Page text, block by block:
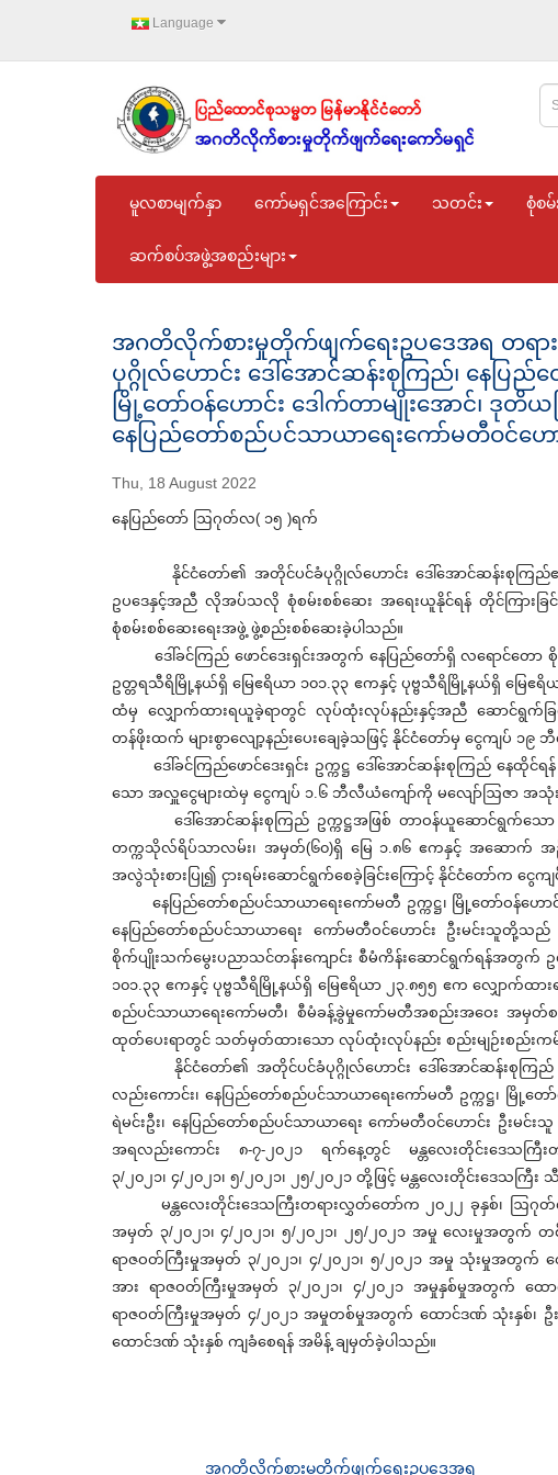
Language
မူလစာမျက်နှာ ကော်မရှင်အကြောင်း သတင်း စုံစ
ဆက်စပ်အဖွဲ့အစည်းများ
အဂတိလိုက်စားမှုတိုက်ဖျက်ရေးဥပဒေအရ တရ
ပုဂ္ဂိုလ်ဟောင်း ဒေါ်အောင်ဆန်းစုကြည်၊ နေပြည်
မြို့တော်ဝန်ဟောင်း ဒေါက်တာမျိုးအောင်၊ ဒုတိယ
နေပြည်တော်စည်ပင်သာယာရေးကော်မတီဝင်ဟေ
Thu, 18 August 2022
နေပြည်တော် ဩဂုတ်လ( ၁၅ )ရက်
နိုင်ငံတော်၏ အတိုင်ပင်ခံပုဂ္ဂိုလ်ဟောင်း ဒေါ်အောင်ဆန်းစုကြည်၏
ဥပဒေနှင့်အညီ လိုအပ်သလို စုံစမ်းစစ်ဆေး အရေးယူနိုင်ရန် တိုင်ကြားခ
စုံစမ်းစစ်ဆေးရေးအဖွဲ့ ဖွဲ့စည်းစစ်ဆေးခဲ့ပါသည်။
ဒေါ်ခင်ကြည် ဖောင်ဒေးရှင်းအတွက် နေပြည်တော်ရှိ လရောင်တော
ဥတ္တရသီရိမြို့နယ်ရှိ မြေဧရိယာ ၁၀၁.၃၃ ဧကနှင့် ပုဗ္ဗသီရိမြို့နယ်ရှိ မြေ
ထံမှ လျှောက်ထားရယူခဲ့ရာတွင် လုပ်ထုံးလုပ်နည်းနှင့်အညီ ဆောင်ရွ
တန်ဖိုးထက် များစွာလျော့နည်းပေးချေခဲ့သဖြင့် နိုင်ငံတော်မှ ငွေကျပ် ၁၉
ဒေါ်ခင်ကြည်ဖောင်ဒေးရှင်း ဥက္ကဋ္ဌ ဒေါ်အောင်ဆန်းစုကြည် နေထို
သော အလှူငွေများထဲမှ ငွေကျပ် ၁.၆ ဘီလီယံကျော်ကို မလျော်ဩဇာ အသုံး
ဒေါ်အောင်ဆန်းစုကြည် ဥက္ကဋ္ဌအဖြစ် တာဝန်ယူဆောင်ရွက်သော ဒေ
တက္ကသိုလ်ရိပ်သာလမ်း၊ အမှတ်(၆၀)ရှိ မြေ ၁.၈၆ ဧကနှင့် အဆောက် အ
အလွဲသုံးစားပြု၍ ငှားရမ်းဆောင်ရွက်စေခဲ့ခြင်းကြောင့် နိုင်ငံတော်က ငွေကျ
နေပြည်တော်စည်ပင်သာယာရေးကော်မတီ ဥက္ကဋ္ဌ၊ မြို့တော်ဝန်ဟောင်း
နေပြည်တော်စည်ပင်သာယာရေး ကော်မတီဝင်ဟောင်း ဦးမင်းသူတို့သည် ဒ
စိုက်ပျိုးသက်မွေးပညာသင်တန်းကျောင်း စီမံကိန်းဆောင်ရွက်ရန်အတွက်
၁၀၁.၃၃ ဧကနှင့် ပုဗ္ဗသီရိမြို့နယ်ရှိ မြေဧရိယာ ၂၃.၈၅၅ ဧက လျှောက်ထ
စည်ပင်သာယာရေးကော်မတီ၊ စီမံခန့်ခွဲမှုကော်မတီအစည်းအဝေး အမှတ်စဉ်(၇/၂
ထုတ်ပေးရာတွင် သတ်မှတ်ထားသော လုပ်ထုံးလုပ်နည်း စည်းမျဉ်းစည်းကမ်းမ
နိုင်ငံတော်၏ အတိုင်ပင်ခံပုဂ္ဂိုလ်ဟောင်း ဒေါ်အောင်ဆန်းစုကြည်
လည်းကောင်း၊ နေပြည်တော်စည်ပင်သာယာရေးကော်မတီ ဥက္ကဋ္ဌ၊ မြို့တေ
ရဲမင်းဦး၊ နေပြည်တော်စည်ပင်သာယာရေး ကော်မတီဝင်ဟောင်း ဦးမ
အရလည်းကောင်း ၈-၇-၂၀၂၁ ရက်နေ့တွင် မန္တလေးတိုင်းဒေသကြီ
၃/၂၀၂၁၊ ၄/၂၀၂၁၊ ၅/၂၀၂၁၊ ၂၅/၂၀၂၁ တို့ဖြင့် မန္တလေးတိုင်းဒေသက
မန္တလေးတိုင်းဒေသကြီးတရားလွှတ်တော်က ၂၀၂၂ ခုနှစ်၊ ဩဂုတ်လ
အမှတ် ၃/၂၀၂၁၊ ၄/၂၀၂၁၊ ၅/၂၀၂၁၊ ၂၅/၂၀၂၁ အမှု လေးမှုအတွက် တ
ရာဇဝတ်ကြီးမှုအမှတ် ၃/၂၀၂၁၊ ၄/၂၀၂၁၊ ၅/၂၀၂၁ အမှု သုံးမှုအတွက် ထ
အား ရာဇဝတ်ကြီးမှုအမှတ် ၃/၂၀၂၁၊ ၄/၂၀၂၁ အမှုနှစ်မှုအတွက် ထောင်
ရာဇဝတ်ကြီးမှုအမှတ် ၄/၂၀၂၁ အမှုတစ်မှုအတွက် ထောင်ဒဏ် သုံးနှစ်၊
ထောင်ဒဏ် သုံးနှစ် ကျခံစေရန် အမိန့် ချမှတ်ခဲ့ပါသည်။
အဂတိလိုက်စားမှုတိုက်ဖျက်ရေးဥပဒေအရ